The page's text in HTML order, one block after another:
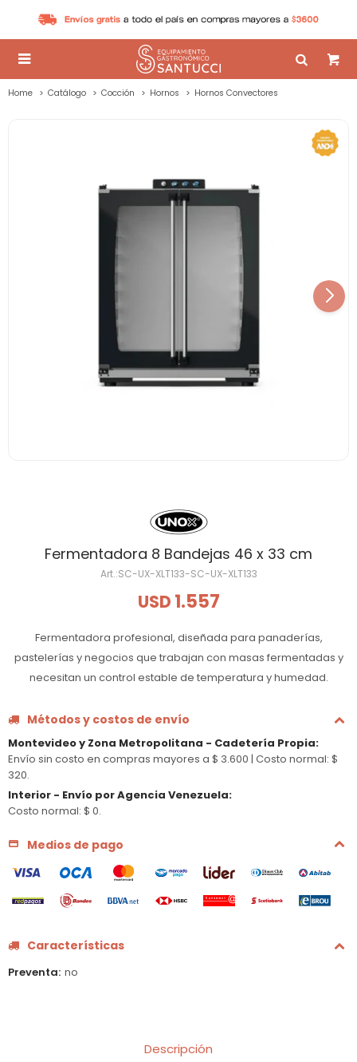

Home Catálogo Cocción Hornos Hornos Convectores
Fermentadora 8 Bandejas 46 x 33 cm
SC-UX-XLT133-SC-UX-XLT133
USD 1.557
Fermentadora profesional, diseñada para panaderías,
pastelerías y negocios que trabajan con masas fermentadas y
necesitan un control estable de temperatura y humedad.
Métodos y costos de envío
Montevideo y Zona Metropolitana - Cadetería Propia:
Envío sin costo en compras mayores a $ 3.600 | Costo normal: $
320.
Interior - Envío por Agencia Venezuela:
Costo normal: $ 0.
Medios de pago
Características
Preventa no
Descripción